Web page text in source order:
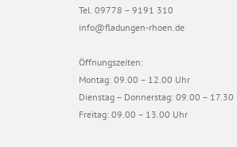
Tel. 09778 – 9191 310
info@fladungen-rhoen.de
Öffnungszeiten:
Montag: 09.00 – 12.00 Uhr
Dienstag – Donnerstag: 09.00 – 17.30
Freitag: 09.00 – 13.00 Uhr